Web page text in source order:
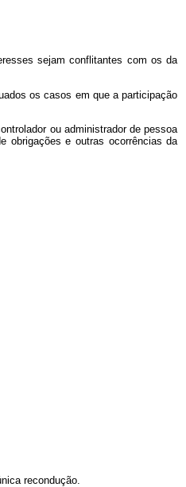
sejam conflitantes com os da
os casos em que a participação
ou administrador de pessoa
obrigações e outras ocorrências da
recondução.